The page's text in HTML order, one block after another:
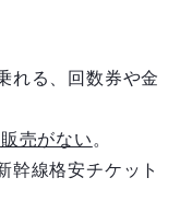
れる、回数券や金
売がない 。
幹線格安チケット